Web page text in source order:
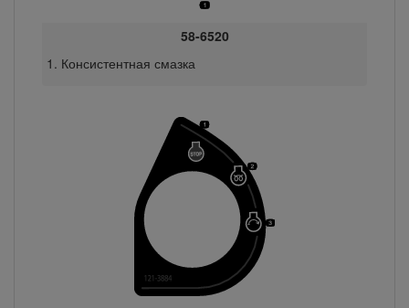
58-6520
Консистентная смазка